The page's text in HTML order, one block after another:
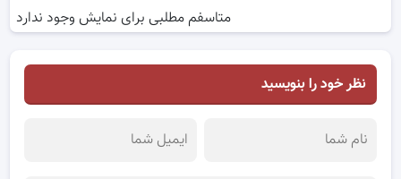
متاسفم مطلبی برای نمایش وجود ندارد
نظر خود را بنویسید